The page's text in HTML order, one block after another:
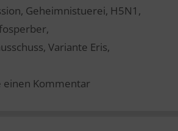
, Geheimnistuerei, H5N1 ,
,
, Variante Eris,
einen Kommentar